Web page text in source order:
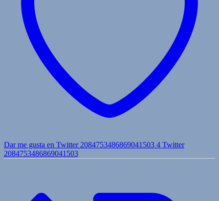
Dar me gusta en Twitter 2084753486869041503 4 Twitter
2084753486869041503